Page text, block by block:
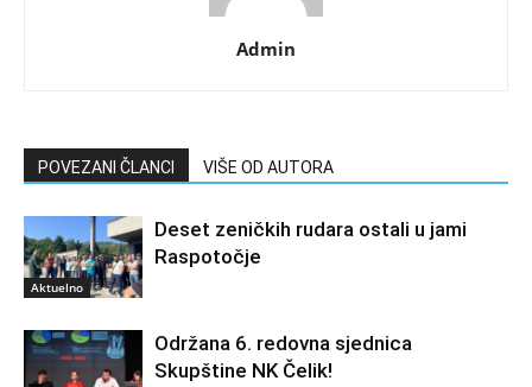
Admin
POVEZANI ČLANCI VIŠE OD AUTORA
Aktuelno
Deset zeničkih rudara ostali u jami
Raspotočje
Održana 6. redovna sjednica
Skupštine NK Čelik!